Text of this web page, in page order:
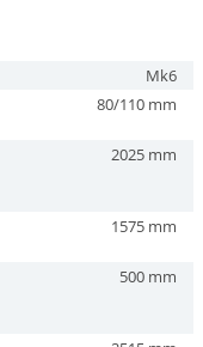
Mk6
80/110 mm
2025 mm
1575 mm
500 mm